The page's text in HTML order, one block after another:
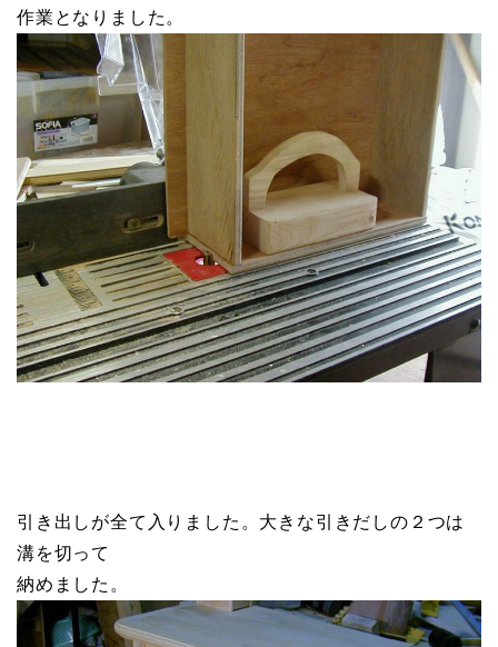
作業となりました。
引き出しが全て入りました。大きな引きだしの２つは
溝を切って
納めました。